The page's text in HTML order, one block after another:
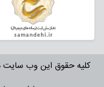
کلیه حقوق این وب سایت